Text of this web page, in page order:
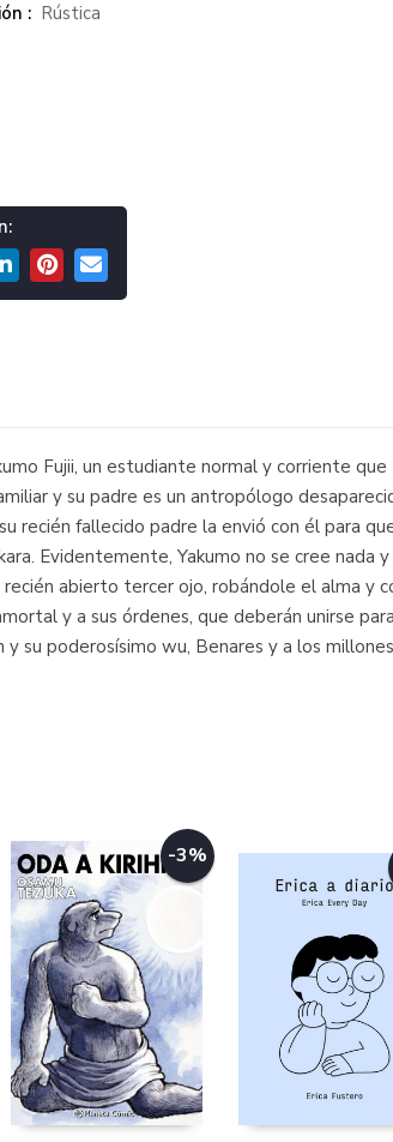
: Rústica
Fujii, un estudiante normal y corriente
y su padre es un antropólogo
recién fallecido padre la envió con él para
Evidentemente, Yakumo no se cree nada
abierto tercer ojo, robándole el alma y
y a sus órdenes, que deberán unirse
su poderosísimo wu, Benares y a los
-3%